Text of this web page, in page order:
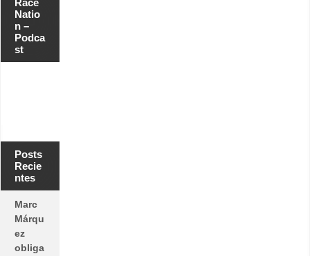
Race
Natio
n –
Podca
st
Posts
Recie
ntes
Marc
Márqu
ez
obliga